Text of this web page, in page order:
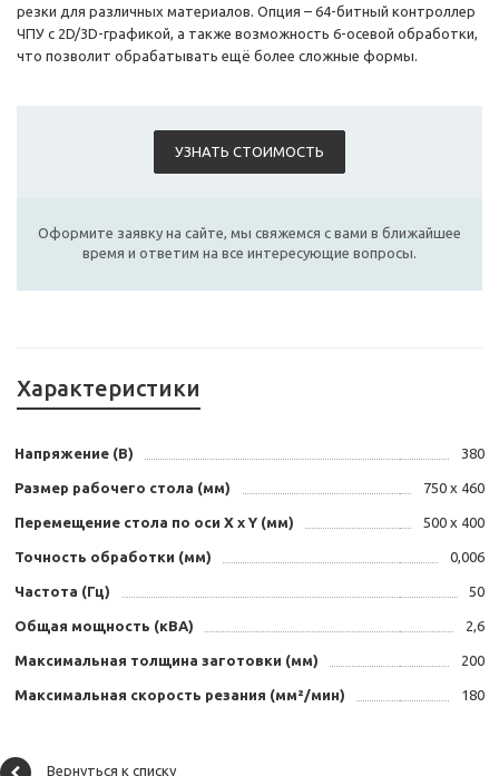
резки для различных материалов. Опция – 64-битный контроллер
ЧПУ с 2D/3D-графикой, а также возможность 6-осевой обработки,
что позволит обрабатывать ещё более сложные формы.
УЗНАТЬ СТОИМОСТЬ
Оформите заявку на сайте, мы свяжемся с вами в ближайшее
время и ответим на все интересующие вопросы.
Характеристики
Напряжение (В) 380
Размер рабочего стола (мм) 750 х 460
Перемещение стола по оси X х Y (мм) 500 х 400
Точность обработки (мм) 0,006
Частота (Гц) 50
Общая мощность (кВА) 2,6
Максимальная толщина заготовки (мм) 200
Максимальная скорость резания (мм²/мин) 180
Вернуться к списку